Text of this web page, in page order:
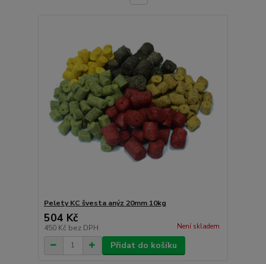
Pelety KC švesta anýz 20mm 10kg
504 Kč
450 Kč bez DPH Není skladem
Přidat do košíku